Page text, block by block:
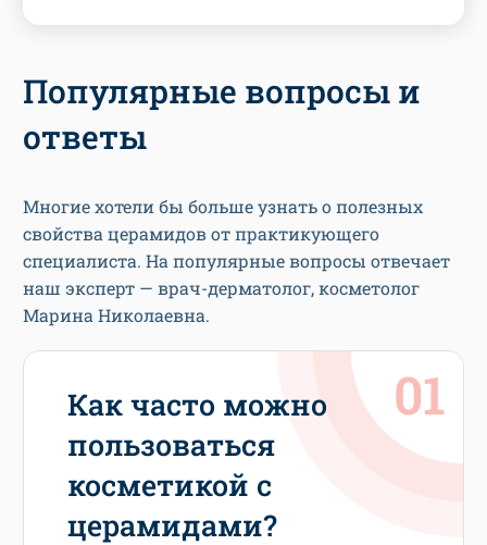
Популярные вопросы и
ответы
Многие хотели бы больше узнать о полезных
свойства церамидов от практикующего
специалиста. На популярные вопросы отвечает
наш эксперт — врач-дерматолог, косметолог
Марина Николаевна.
Как часто можно
пользоваться
косметикой с
церамидами?